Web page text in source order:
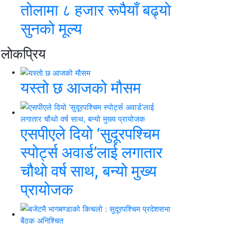
तोलामा ८ हजार रूपैयाँ बढ्यो
सुनको मूल्य
लाेकप्रिय
यस्तो छ आजको मौसम
एसपीएले दियो ‘सुदूरपश्चिम
स्पोर्ट्स अवार्ड’लाई लगातार
चौथो वर्ष साथ, बन्यो मुख्य
प्रायोजक